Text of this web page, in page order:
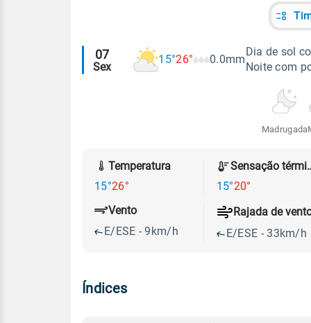
Alertas
meteorológicos
07
Sex
15°26° 0.0mm
Dia de sol
Noite com
Madrugada
Temperatura
15°26°
15°20°
Vento
E/ESE - 9km/h
Rajada de
E/ESE - 33km/h
Índices